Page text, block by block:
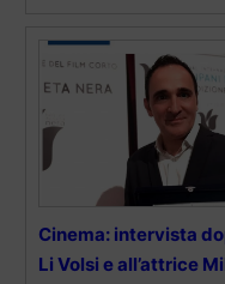
Cinema: intervista
Li Volsi e all’attrice